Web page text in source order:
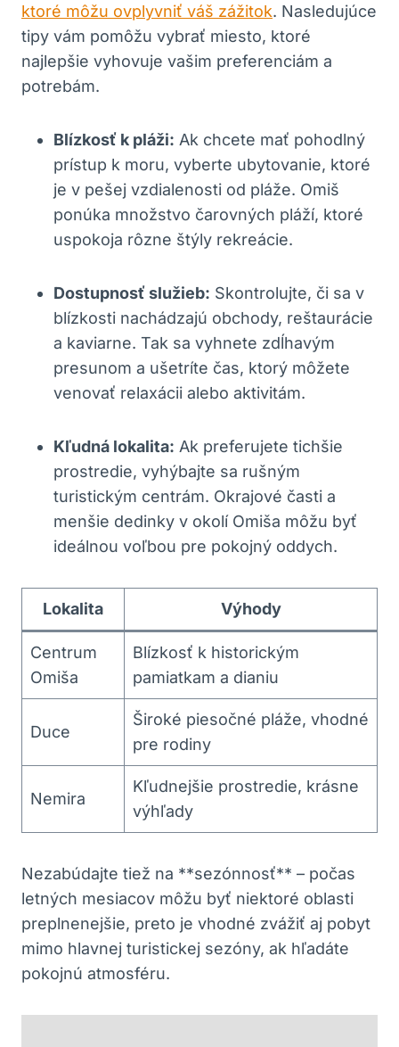
ktoré môžu ovplyvniť váš zážitok. Nasledujúce
tipy vám pomôžu vybrať miesto, ktoré
najlepšie vyhovuje vašim preferenciám a
potrebám.
Blízkosť k pláži: Ak chcete mať pohodlný
prístup k moru, vyberte ubytovanie, ktoré
je v pešej vzdialenosti od pláže. Omiš
ponúka množstvo čarovných pláží, ktoré
uspokoja rôzne štýly rekreácie.
Dostupnosť služieb: Skontrolujte, či sa v
blízkosti nachádzajú obchody, reštaurácie
a kaviarne. Tak sa vyhnete zdĺhavým
presunom a ušetríte čas, ktorý môžete
venovať relaxácii alebo aktivitám.
Kľudná lokalita: Ak preferujete tichšie
prostredie, vyhýbajte sa rušným
turistickým centrám. Okrajové časti a
menšie dedinky v okolí Omiša môžu byť
ideálnou voľbou pre pokojný oddych.
Lokalita Výhody
Centrum
Omiša
Blízkosť k historickým
pamiatkam a dianiu
Duce
Široké piesočné pláže, vhodné
pre rodiny
Nemira
Kľudnejšie prostredie, krásne
výhľady
Nezabúdajte tiež na **sezónnosť** – počas
letných mesiacov môžu byť niektoré oblasti
preplnenejšie, preto je vhodné zvážiť aj pobyt
mimo hlavnej turistickej sezóny, ak hľadáte
pokojnú atmosféru.